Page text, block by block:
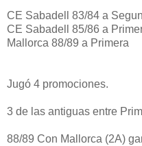
CE Sabadell 83/84 a
CE Sabadell 85/86 a
Mallorca 88/89 a Primera
Jugó 4 promociones.
3 de las antiguas entre
88/89 Con Mallorca (2A)